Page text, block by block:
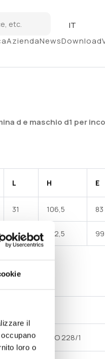
il
loro o
IT
AziendaNewsDownload
d e maschio d1 per
L H E
31 106,5 83
38 122,5 99
UNI ISO 228/1